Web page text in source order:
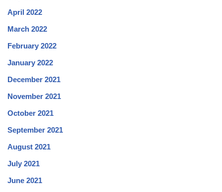
April 2022
March 2022
February 2022
January 2022
December 2021
November 2021
October 2021
September 2021
August 2021
July 2021
June 2021